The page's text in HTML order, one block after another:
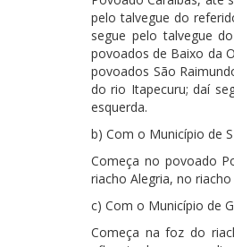
pelo talvegue do
segue pelo talvegue
povoados de Baixo da
povoados São
do rio Itapecuru; daí
esquerda.
b) Com o Município de
Começa no povoado
riacho Alegria, no
c) Com o Município de
Começa na foz do